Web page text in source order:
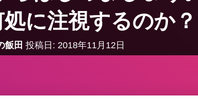
に注視するのか
飯田 投稿日: 2018年11月12日